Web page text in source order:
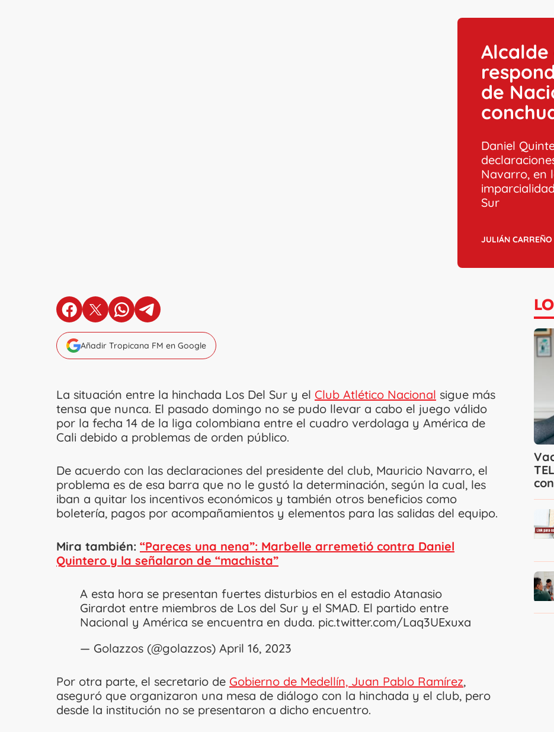
Alcalde
de
Daniel
Navarro, en
Sur
JULIÁN CARREÑO
en Facebook
en X en Whatsapp
en Telegram
Añadir Tropicana FM en Google
La situación entre la hinchada Los Del Sur y el Club Atlético Nacional sigue más
tensa que nunca. El pasado domingo no se pudo llevar a cabo el juego válido
por la fecha 14 de la liga colombiana entre el cuadro verdolaga y América de
Cali debido a problemas de orden público.
De acuerdo con las declaraciones del presidente del club, Mauricio Navarro, el
problema es de esa barra que no le gustó la determinación, según la cual, les
iban a quitar los incentivos económicos y también otros beneficios como
boletería, pagos por acompañamientos y elementos para las salidas del equipo.
Mira también: “Pareces una nena”: Marbelle arremetió contra Daniel
Quintero y la señalaron de “machista”
A esta hora se presentan fuertes disturbios en el estadio Atanasio
Girardot entre miembros de Los del Sur y el SMAD. El partido entre
Nacional y América se encuentra en duda. pic.twitter.com/Laq3UExuxa
— Golazzos (@golazzos) April 16, 2023
Por otra parte, el secretario de Gobierno de Medellín, Juan Pablo Ramírez,
aseguró que organizaron una mesa de diálogo con la hinchada y el club, pero
desde la institución no se presentaron a dicho encuentro.